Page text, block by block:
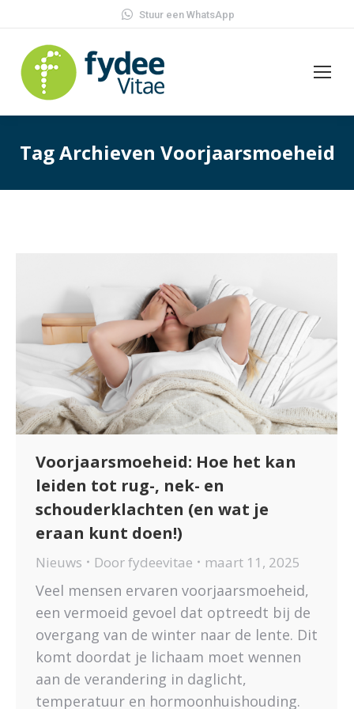
Stuur een WhatsApp
Tag Archieven Voorjaarsmoeheid
Voorjaarsmoeheid: Hoe het kan
leiden tot rug-, nek- en
schouderklachten (en wat je
eraan kunt doen!)
Nieuws Doorfydeevitae maart 11, 2025
Veel mensen ervaren voorjaarsmoeheid,
een vermoeid gevoel dat optreedt bij de
overgang van de winter naar de lente. Dit
komt doordat je lichaam moet wennen
aan de verandering in daglicht,
temperatuur en hormoonhuishouding.